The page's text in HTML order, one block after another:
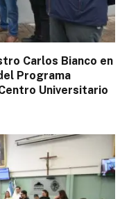
Carlos Bianco en
Programa
Universitario